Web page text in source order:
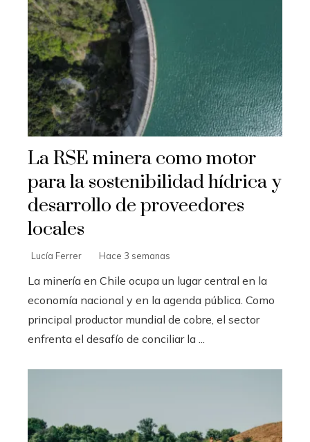
La RSE minera como motor
para la sostenibilidad hídrica y
desarrollo de proveedores
locales
Lucía Ferrer Hace 3 semanas
La minería en Chile ocupa un lugar central en la
economía nacional y en la agenda pública. Como
principal productor mundial de cobre, el sector
enfrenta el desafío de conciliar la ...